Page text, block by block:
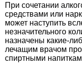
При сочетании
средствами или
может наступить
незначительного
назначены какие-
лечащим врачом
спиртными